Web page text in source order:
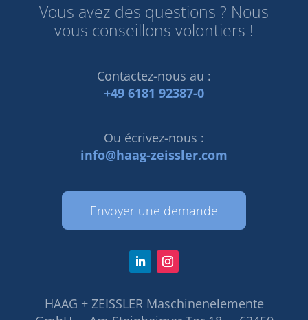
Vous avez des questions ? Nous
vous conseillons volontiers !
Contactez-nous au :
+49 6181 92387-0
Ou écrivez-nous :
info@haag-zeissler.com
Envoyer une demande
HAAG + ZEISSLER Maschinenelemente